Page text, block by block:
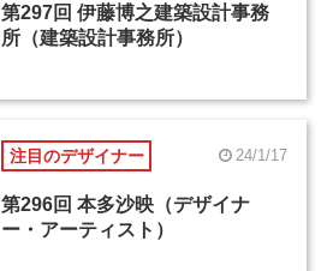
第297回 伊藤博之建築設計事務
所（建築設計事務所）
注目のデザイナー 24/1/17
第296回 本多沙映（デザイナ
ー・アーティスト）